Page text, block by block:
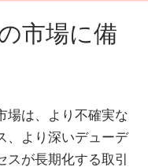
市場に備
場は、より不確実な
、より深いデューデ
が長期化する取引